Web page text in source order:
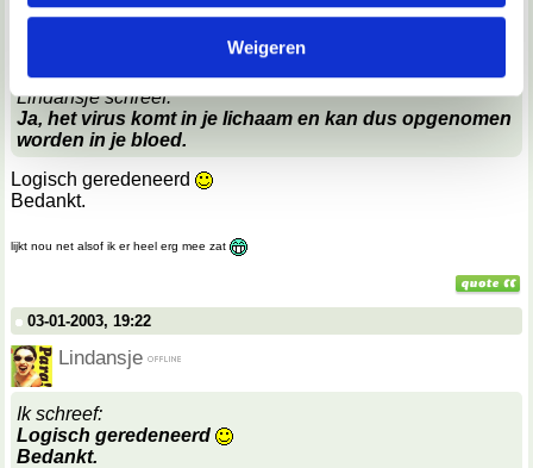
informatie die je aan ze hebt verstrekt of die ze hebben
verzameld op basis van jouw gebruik van hun services.
We werken samen met
kunnen ontvangen en verwerken.
Weigeren
03-01-2003, 18:41
Lindansje schreef:
Ja, het virus komt in je lichaam en kan dus opgenomen
worden in je bloed.
Logisch geredeneerd
Bedankt.
lijkt nou net alsof ik er heel erg mee zat
03-01-2003, 19:22
Lindansje
Ik schreef:
Logisch geredeneerd
Bedankt.